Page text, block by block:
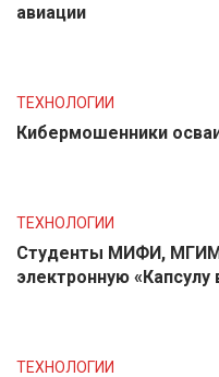
авиации
ТЕХНОЛОГИИ
Кибермошенники
ТЕХНОЛОГИИ
Студенты МИФИ,
электронную «Капсулу
ТЕХНОЛОГИИ